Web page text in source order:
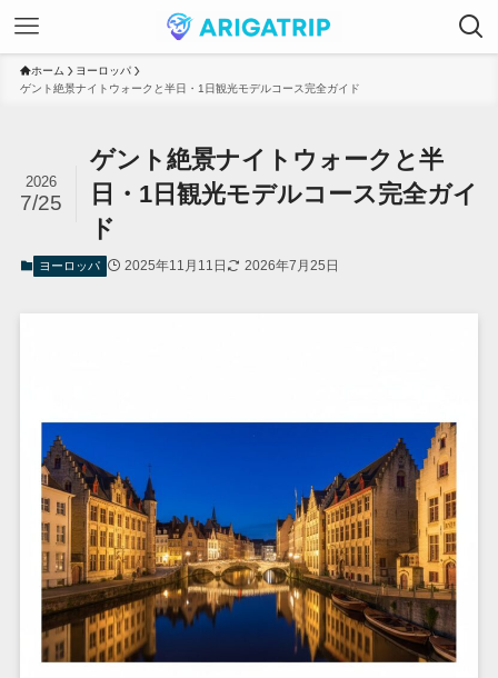
ホーム
ヨーロッパ
ゲント絶景ナイトウォークと半日・1日観光モデルコース完全ガイド
ゲント絶景ナイトウォークと半
日・1日観光モデルコース完全ガイ
ド
2026
7/25
ヨーロッパ 2025年11月11日 2026年7月25日